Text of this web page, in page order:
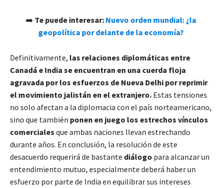
➡️ Te puede interesar: Nuevo orden mundial: ¿la
geopolítica por delante de la economía?
Definitivamente, las relaciones diplomáticas entre
Canadá e India se encuentran en una cuerda floja
agravada por los esfuerzos de Nueva Delhi por reprimir
el movimiento jalistán en el extranjero. Estas tensiones
no solo afectan a la diplomacia con el país norteamericano,
sino que también ponen en juego los estrechos vínculos
comerciales que ambas naciones llevan estrechando
durante años. En conclusión, la resolución de este
desacuerdo requerirá de bastante diálogo para alcanzar un
entendimiento mutuo, especialmente deberá haber un
esfuerzo por parte de India en equilibrar sus intereses